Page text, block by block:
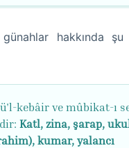
hakkında şu
kebâir ve mûbikat-ı
Katl, zina, şarap,
kumar, yalancı